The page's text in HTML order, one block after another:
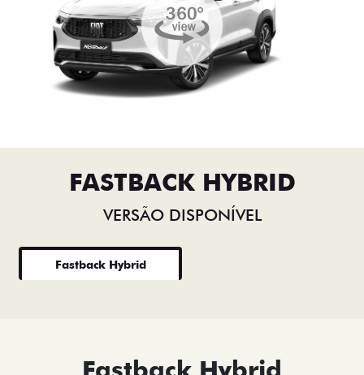
FASTBACK HYBRID
VERSÃO DISPONÍVEL
Fastback Hybrid